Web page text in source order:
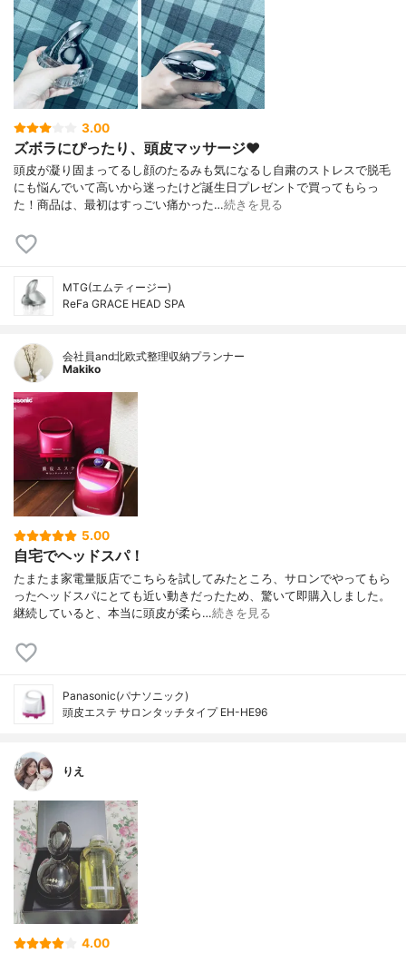
3.00
ズボラにぴったり、頭皮マッサージ❤︎
頭皮が凝り固まってるし顔のたるみも気になるし自粛のストレスで脱毛
にも悩んでいて高いから迷ったけど誕生日プレゼントで買ってもらっ
た！商品は、最初はすっごい痛かった…続きを見る
MTG(エムティージー)
ReFa GRACE HEAD SPA
会社員and北欧式整理収納プランナー
Makiko
5.00
自宅でヘッドスパ！
たまたま家電量販店でこちらを試してみたところ、サロンでやってもら
ったヘッドスパにとても近い動きだったため、驚いて即購入しました。
継続していると、本当に頭皮が柔ら…続きを見る
Panasonic(パナソニック)
頭皮エステ サロンタッチタイプ EH-HE96
りえ
4.00